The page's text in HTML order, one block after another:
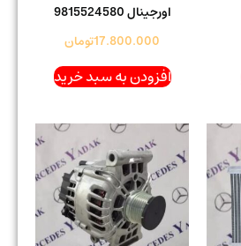
اورجینال 9815524580
17.800.000تومان
افزودن به سبد خرید